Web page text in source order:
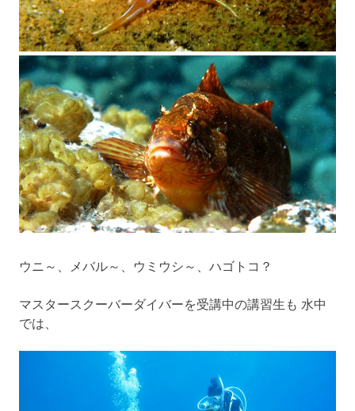
ウニ～、メバル～、ウミウシ～、ハゴトコ？
マスタースクーバーダイバーを受講中の講習生も 水中
では、